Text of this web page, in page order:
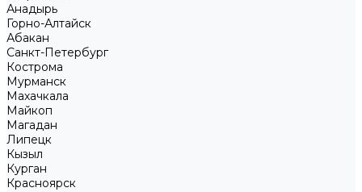
Анадырь
Горно-Алтайск
Абакан
Санкт-Петербург
Кострома
Мурманск
Махачкала
Майкоп
Магадан
Липецк
Кызыл
Курган
Красноярск